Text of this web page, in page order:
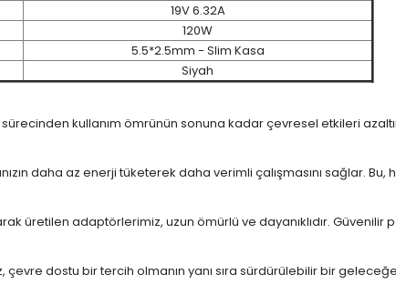
19V 6.32A
120W
5.5*2.5mm - Slim Kasa
Siyah
kullanım ömrünün sonuna kadar çevresel etkileri
daha az enerji tüketerek daha verimli çalışmasını sağlar. Bu,
üretilen adaptörlerimiz, uzun ömürlü ve dayanıklıdır. Güvenilir
dostu bir tercih olmanın yanı sıra sürdürülebilir bir geleceğe